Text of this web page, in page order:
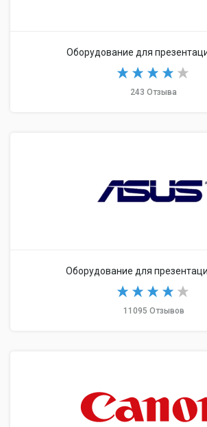
Оборудование для
243 Отзыва
Оборудование для
11095 Отзывов